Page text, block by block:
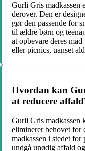
Gurli Gris madkassen
derover. Den er
gør den passende for
til ældre børn og
at opbevare deres
eller picnics, uanset
Hvordan kan
at reducere
Gurli Gris madkassen
eliminerer behovet for
madkassen i stedet
undgå unødig affald